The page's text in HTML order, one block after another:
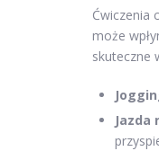
Ćwiczenia
może
skuteczne
Jazda